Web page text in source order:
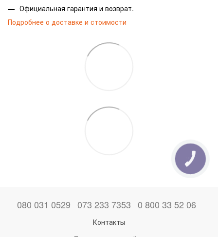
Официальная гарантия и возврат.
Подробнее о доставке и стоимости
080 031 0529 073 233 7353 0 800 33 52 06
Контакты
КНОПКА
ЗВ'ЯЗКУ